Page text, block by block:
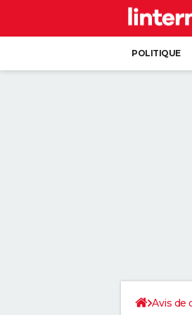
POLITIQUE
Avis de